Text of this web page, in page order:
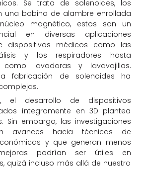
Se trata de solenoides, los
una bobina de alambre enrollada
magnético, estos son un
en diversas aplicaciones
dispositivos médicos como las
y los respiradores hasta
como lavadoras y lavavajillas.
la fabricación de solenoides ha
el desarrollo de dispositivos
íntegramente en 3D plantea
Sin embargo, las investigaciones
avances hacia técnicas de
y que generan menos
podrían ser útiles en
quizá incluso más allá de nuestro